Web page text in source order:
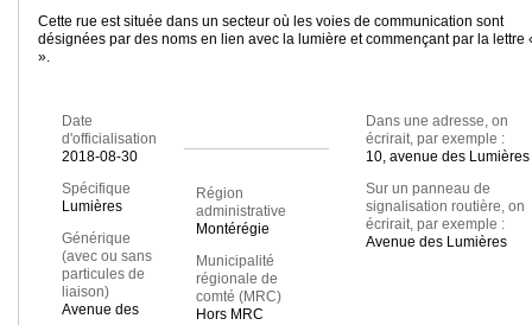
Cette rue est située dans un secteur où les voies de communication sont
désignées par des noms en lien avec la lumière et commençant par la lettre
».
Date
d'officialisation
2018-08-30
Spécifique
Lumières
Générique
(avec ou sans
particules de
liaison)
Avenue des
Région
administrative
Montérégie
Municipalité
régionale de
comté (MRC)
Hors MRC
Dans une adresse, on
écrirait, par exemple :
10, avenue des Lumières
Sur un panneau de
signalisation routière, on
écrirait, par exemple :
Avenue des Lumières